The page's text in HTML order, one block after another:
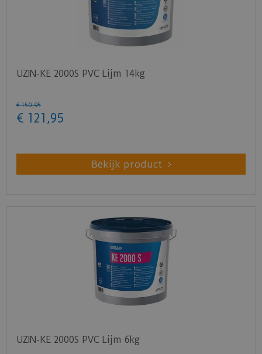
Uitgebalanceerde opentijd van circa 15
voor het infoblad.
UZIN-KE 2000S PVC Lijm 14kg
€ 150,95
€ 121 ,95
Bekijk product
UZIN-KE 2000S PVC Lijm 6kg